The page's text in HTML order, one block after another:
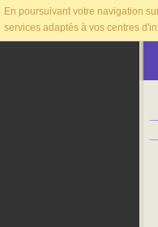
En poursuivant votre navigation
services adaptés à vos centres